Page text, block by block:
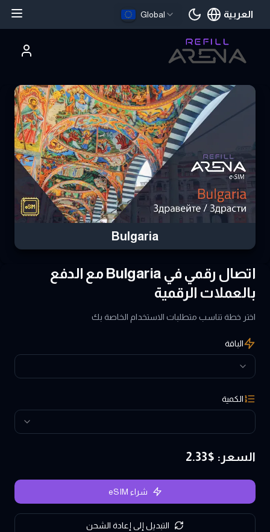
Global العربية
اللغة الحالية
Bulgaria
اتصال رقمي في Bulgaria مع الدفع
بالعملات الرقمية
اختر خطة تناسب متطلبات الاستخدام الخاصة بك
الباقة
الكمية
السعر : $
2.33
شراء eSIM
التبديل إلى إعادة الشحن